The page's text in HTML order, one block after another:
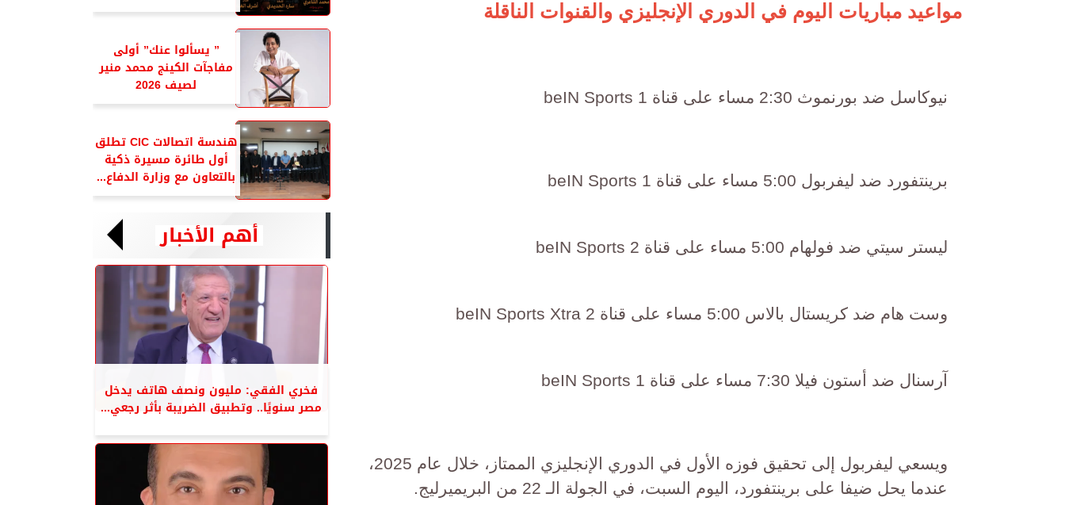
مواعيد مباريات اليوم في الدوري الإنجليزي والقنوات الناقلة
نيوكاسل ضد بورنموث 2:30 مساء على قناة beIN Sports 1
برينتفورد ضد ليفربول 5:00 مساء على قناة beIN Sports 1
ليستر سيتي ضد فولهام 5:00 مساء على قناة beIN Sports 2
وست هام ضد كريستال بالاس 5:00 مساء على قناة beIN Sports Xtra 2
آرسنال ضد أستون فيلا 7:30 مساء على قناة beIN Sports 1
ويسعي ليفربول إلى تحقيق فوزه الأول في الدوري الإنجليزي الممتاز، خلال عام 2025،
عندما يحل ضيفا على برينتفورد، اليوم السبت، في الجولة الـ 22 من البريميرليج.
” يسألوا عنك” أولى
مفاجآت الكينج محمد منير
لصيف 2026
هندسة اتصالات CIC تطلق
أول طائرة مسيرة ذكية
بالتعاون مع وزارة الدفاع...
أهم الأخبار
فخري الفقي: مليون ونصف هاتف يدخل
مصر سنويًا.. وتطبيق الضريبة بأثر رجعي...